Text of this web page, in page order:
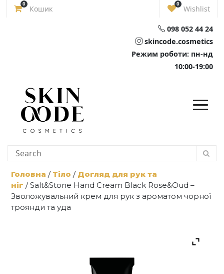
Skip
0
Кошик
0
Wishlist
098 052 44 24
skincode.cosmetics
Режим роботи: пн-нд
10:00-19:00
Головна / Тіло / Догляд для рук та
ніг / Salt&Stone Hand Cream Black Rose&Oud –
Зволожувальний крем для рук з ароматом чорної
троянди та уда